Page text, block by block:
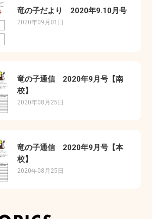
竜の子だより 2020年9.10月号
2020年09月01日
竜の子通信 2020年9月号【南
校】
2020年08月25日
竜の子通信 2020年9月号【本
校】
2020年08月25日